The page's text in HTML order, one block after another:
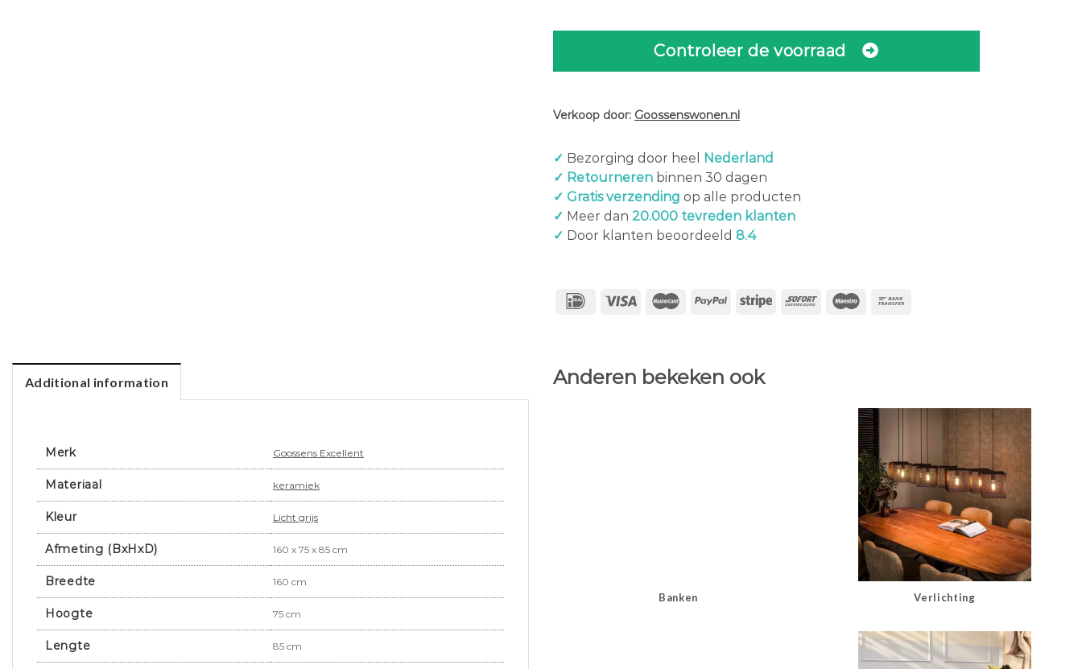
Controleer de voorraad
Verkoop door: Goossenswonen.nl
✓ Bezorging door heel
Nederland
✓ Retourneren binnen 30 dagen
✓ Gratis verzending op alle producten
✓ Meer dan 20.000 tevreden klanten
✓ Door klanten beoordeeld 8.4
Additional information
Merk Goossens Excellent
Materiaal keramiek
Kleur Licht grijs
Afmeting (BxHxD) 160 x 75 x 85 cm
Breedte 160 cm
Hoogte 75 cm
Lengte 85 cm
Anderen bekeken ook
Banken Verlichting